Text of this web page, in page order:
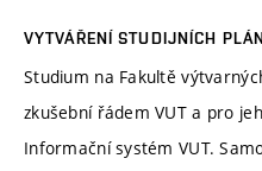
VYTVÁŘENÍ STUDIJNÍCH
Studium na Fakultě
zkušební řádem VUT a pro
Informační systém VUT.